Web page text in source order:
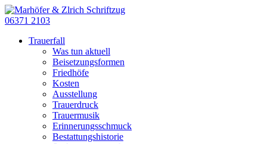
06371 2103
Trauerfall
Was tun aktuell
Beisetzungsformen
Friedhöfe
Kosten
Ausstellung
Trauerdruck
Trauermusik
Erinnerungsschmuck
Bestattungshistorie